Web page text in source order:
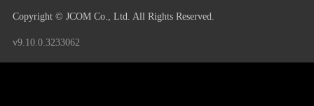
Copyright © JCOM Co., Ltd. All Rights Reserved.
v9.10.0.3233062